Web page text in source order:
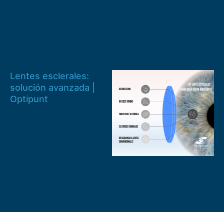
Lentes esclerales:
solución avanzada |
Optipunt